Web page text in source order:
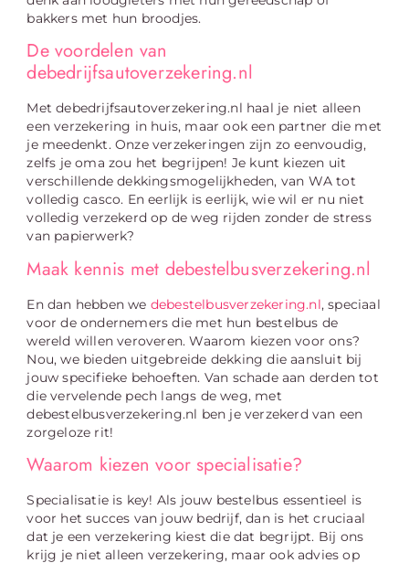
bakkers met hun broodjes.
De voordelen van
debedrijfsautoverzekering.nl
Met debedrijfsautoverzekering.nl haal je niet alleen
een verzekering in huis, maar ook een partner die met
je meedenkt. Onze verzekeringen zijn zo eenvoudig,
zelfs je oma zou het begrijpen! Je kunt kiezen uit
verschillende dekkingsmogelijkheden, van WA tot
volledig casco. En eerlijk is eerlijk, wie wil er nu niet
volledig verzekerd op de weg rijden zonder de stress
van papierwerk?
Maak kennis met debestelbusverzekering.nl
En dan hebben we debestelbusverzekering.nl, speciaal
voor de ondernemers die met hun bestelbus de
wereld willen veroveren. Waarom kiezen voor ons?
Nou, we bieden uitgebreide dekking die aansluit bij
jouw specifieke behoeften. Van schade aan derden tot
die vervelende pech langs de weg, met
debestelbusverzekering.nl ben je verzekerd van een
zorgeloze rit!
Waarom kiezen voor specialisatie?
Specialisatie is key! Als jouw bestelbus essentieel is
voor het succes van jouw bedrijf, dan is het cruciaal
dat je een verzekering kiest die dat begrijpt. Bij ons
krijg je niet alleen verzekering, maar ook advies op